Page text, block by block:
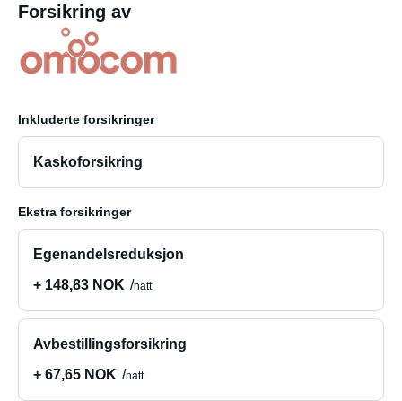
Forsikring av
Inkluderte forsikringer
Kaskoforsikring
Ekstra forsikringer
Egenandelsreduksjon
+ 148,83 NOK
natt
Avbestillingsforsikring
+ 67,65 NOK
natt